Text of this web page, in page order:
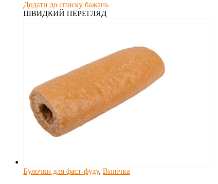
Додати до списку бажань
ШВИДКИЙ ПЕРЕГЛЯД
Булочки для фаст-фуду, Випічка